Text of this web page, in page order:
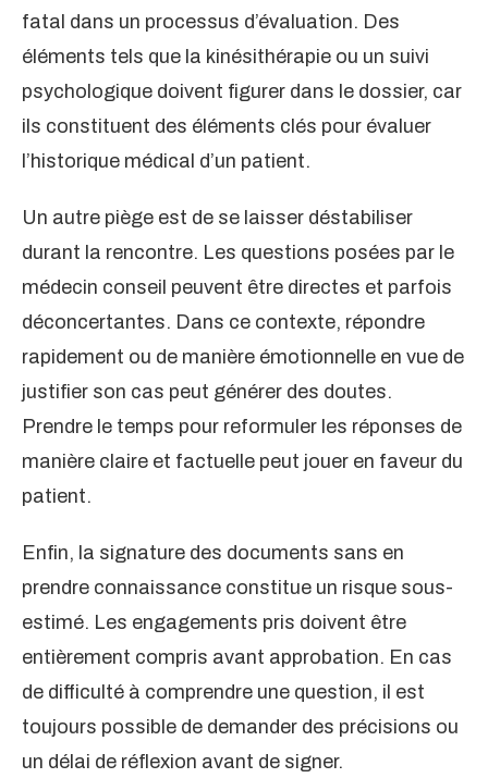
fatal dans un processus d’évaluation. Des
éléments tels que la kinésithérapie ou un suivi
psychologique doivent figurer dans le dossier, car
ils constituent des éléments clés pour évaluer
l’historique médical d’un patient.
Un autre piège est de se laisser déstabiliser
durant la rencontre. Les questions posées par le
médecin conseil peuvent être directes et parfois
déconcertantes. Dans ce contexte, répondre
rapidement ou de manière émotionnelle en vue de
justifier son cas peut générer des doutes.
Prendre le temps pour reformuler les réponses de
manière claire et factuelle peut jouer en faveur du
patient.
Enfin, la signature des documents sans en
prendre connaissance constitue un risque sous-
estimé. Les engagements pris doivent être
entièrement compris avant approbation. En cas
de difficulté à comprendre une question, il est
toujours possible de demander des précisions ou
un délai de réflexion avant de signer.